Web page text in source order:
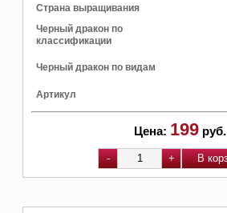
Страна выращивания
Черный дракон по
классификации
Черный дракон по видам
Артикул
Цена: 199 руб.